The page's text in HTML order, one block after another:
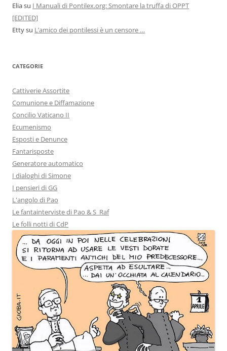
Eliasu I Manuali di Pontilex.org: Smontare la truffa di OPPT
[EDITED]
Ettysu L’amico dei pontilessi è un censore …
CATEGORIE
Cattiverie Assortite
Comunione e Diffamazione
Concilio Vaticano II
Ecumenismo
Esposti e Denunce
Fantarisposte
Generatore automatico
I dialoghi di Simone
I pensieri di GG
L'angolo di Pao
Le fantainterviste di Pao & S_Raf
Le folli notti di CdP